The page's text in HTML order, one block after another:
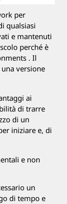
per
qualsiasi
e mantenuti
perché è
. Il
versione
ai
di trarre
di un
iniziare e, di
e non
un
di tempo e